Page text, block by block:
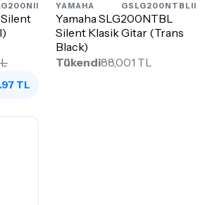
TL
YAMAHA GSLG200NTBLII
Yamaha SLG200NTBL
Silent Klasik Gitar (Trans
Black)
Tükendi88,001 TL